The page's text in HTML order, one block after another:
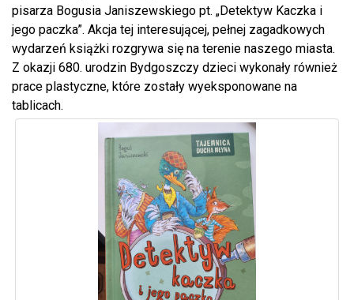
pisarza Bogusia Janiszewskiego pt. „Detektyw Kaczka i
jego paczka”. Akcja tej interesującej, pełnej zagadkowych
wydarzeń książki rozgrywa się na terenie naszego miasta.
Z okazji 680. urodzin Bydgoszczy dzieci wykonały również
prace plastyczne, które zostały wyeksponowane na
tablicach.